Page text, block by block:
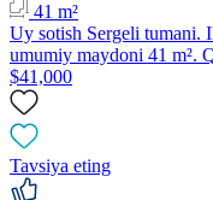
41 m²
Uy sotish Sergeli tumani.
umumiy maydoni 41 m².
$41,000
Tavsiya eting